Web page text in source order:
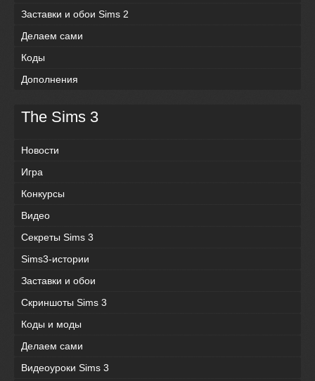
Заставки и обои Sims 2
Делаем сами
Коды
Дополнения
The Sims 3
Новости
Игра
Конкурсы
Видео
Секреты Sims 3
Sims3-истории
Заставки и обои
Скриншоты Sims 3
Коды и моды
Делаем сами
Видеоуроки Sims 3